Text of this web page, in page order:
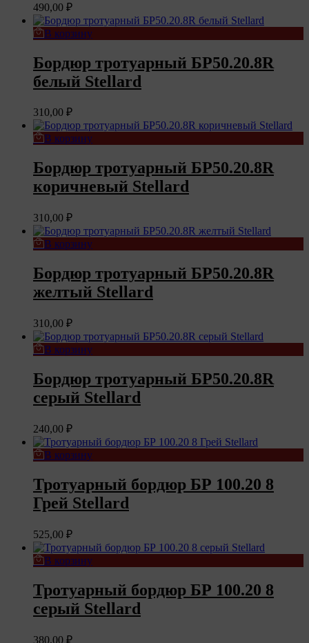
490,00 ₽
В корзину
Бордюр тротуарный БР50.20.8R
белый Stellard
310,00 ₽
В корзину
Бордюр тротуарный БР50.20.8R
коричневый Stellard
310,00 ₽
В корзину
Бордюр тротуарный БР50.20.8R
желтый Stellard
310,00 ₽
В корзину
Бордюр тротуарный БР50.20.8R
серый Stellard
240,00 ₽
В корзину
Тротуарный бордюр БР 100.20 8
Грей Stellard
525,00 ₽
В корзину
Тротуарный бордюр БР 100.20 8
серый Stellard
380,00 ₽